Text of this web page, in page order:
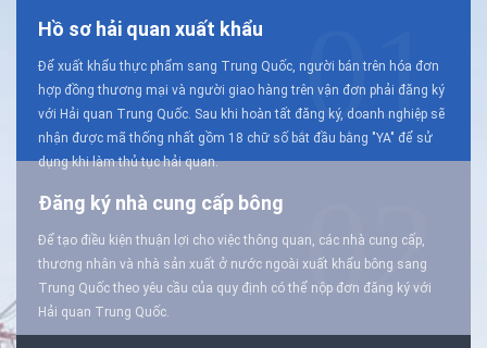
01
Hồ sơ hải quan xuất khẩu
Để xuất khẩu thực phẩm sang Trung Quốc, người bán trên hóa đơn
hợp đồng thương mại và người giao hàng trên vận đơn phải đăng ký
với Hải quan Trung Quốc. Sau khi hoàn tất đăng ký, doanh nghiệp sẽ
nhận được mã thống nhất gồm 18 chữ số bắt đầu bằng "YA" để sử
dụng khi làm thủ tục hải quan.
02
Đăng ký nhà cung cấp bông
Để tạo điều kiện thuận lợi cho việc thông quan, các nhà cung cấp,
thương nhân và nhà sản xuất ở nước ngoài xuất khẩu bông sang
Trung Quốc theo yêu cầu của quy định có thể nộp đơn đăng ký với
Hải quan Trung Quốc.